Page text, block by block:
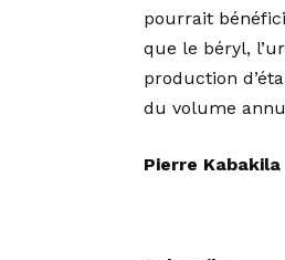
pourrait
que le béryl,
production
du volume
Pierre Kabakila